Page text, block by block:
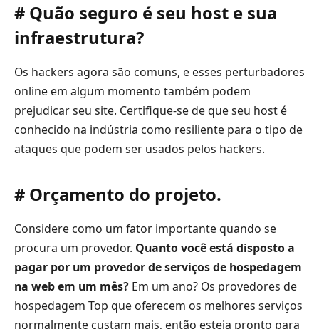
# Quão seguro é seu host e sua
infraestrutura?
Os hackers agora são comuns, e esses perturbadores
online em algum momento também podem
prejudicar seu site. Certifique-se de que seu host é
conhecido na indústria como resiliente para o tipo de
ataques que podem ser usados pelos hackers.
# Orçamento do projeto.
Considere como um fator importante quando se
procura um provedor. Quanto você está disposto a
pagar por um provedor de serviços de hospedagem
na web em um mês? Em um ano? Os provedores de
hospedagem Top que oferecem os melhores serviços
normalmente custam mais, então esteja pronto para